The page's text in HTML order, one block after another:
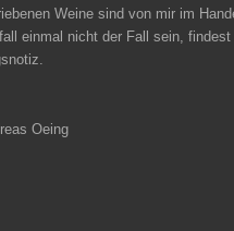
Weine sind von mir im
einmal nicht der Fall sein,
Oeing